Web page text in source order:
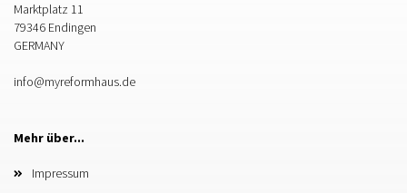
Marktplatz 11
79346 Endingen
GERMANY
info@myreformhaus.de
Mehr über...
Impressum